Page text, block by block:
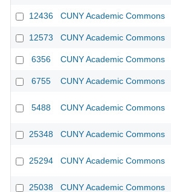
12436 CUNY Academic Commons
12573 CUNY Academic Commons
6356 CUNY Academic Commons
6755 CUNY Academic Commons
5488 CUNY Academic Commons
25348 CUNY Academic Commons
25294 CUNY Academic Commons
25038 CUNY Academic Commons